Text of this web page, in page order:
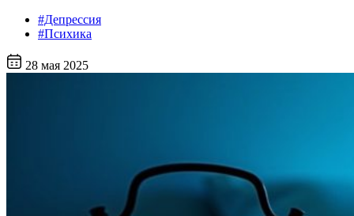
#Депрессия
#Психика
28 мая 2025